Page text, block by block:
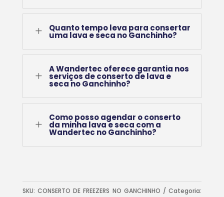
L Quanto tempo leva para consertar
uma lava e seca no Ganchinho?
L
A Wandertec oferece garantia nos
serviços de conserto de lava e
seca no Ganchinho?
L
Como posso agendar o conserto
da minha lava e seca com a
Wandertec no Ganchinho?
SKU: CONSERTO DE FREEZERS NO GANCHINHO
Categoria: